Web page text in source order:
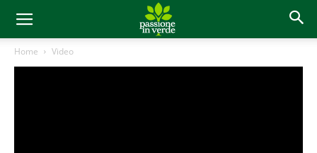
Home Video